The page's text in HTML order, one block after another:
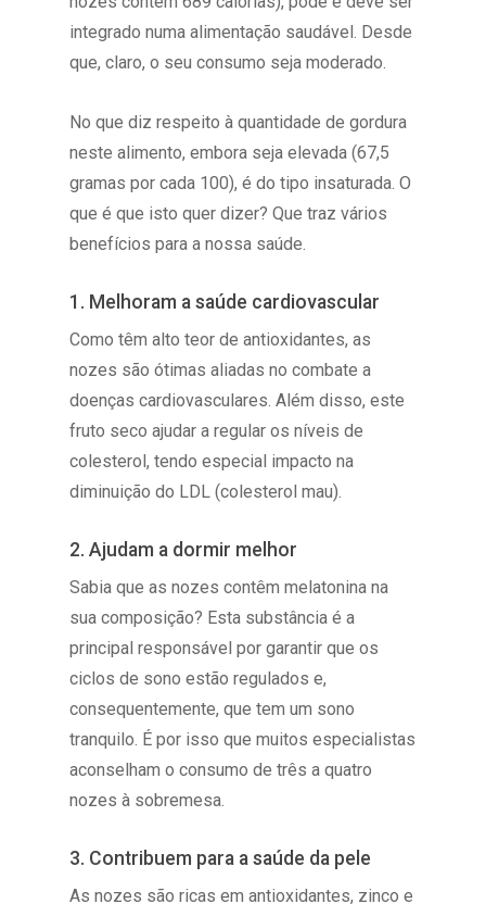
integrado numa alimentação saudável. Desde
que, claro, o seu consumo seja moderado.
No que diz respeito à quantidade de gordura
neste alimento, embora seja elevada (67,5
gramas por cada 100), é do tipo insaturada. O
que é que isto quer dizer? Que traz vários
benefícios para a nossa saúde.
1. Melhoram a saúde cardiovascular
Como têm alto teor de antioxidantes, as
nozes são ótimas aliadas no combate a
doenças cardiovasculares. Além disso, este
fruto seco ajudar a regular os níveis de
colesterol, tendo especial impacto na
diminuição do LDL (colesterol mau).
2. Ajudam a dormir melhor
Sabia que as nozes contêm melatonina na
sua composição? Esta substância é a
principal responsável por garantir que os
ciclos de sono estão regulados e,
consequentemente, que tem um sono
tranquilo. É por isso que muitos especialistas
aconselham o consumo de três a quatro
nozes à sobremesa.
3. Contribuem para a saúde da pele
As nozes são ricas em antioxidantes, zinco e